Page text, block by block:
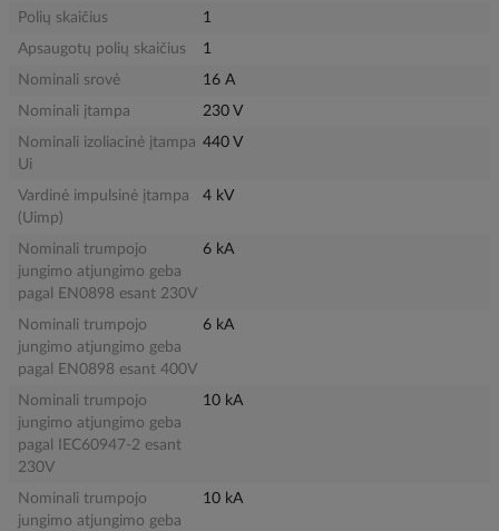
Polių skaičius
1
Apsaugotų polių skaičius
1
Nominali srovė
16 A
Nominali įtampa
230 V
Nominali izoliacinė įtampa
Ui
440 V
Vardinė impulsinė įtampa
(Uimp)
4 kV
Nominali trumpojo
jungimo atjungimo geba
pagal EN0898 esant 230V
6 kA
Nominali trumpojo
jungimo atjungimo geba
pagal EN0898 esant 400V
6 kA
Nominali trumpojo
jungimo atjungimo geba
pagal IEC60947-2 esant
230V
10 kA
Nominali trumpojo
jungimo atjungimo geba
10 kA